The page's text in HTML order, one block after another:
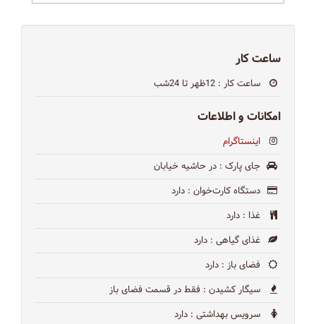
ساعت کار
ساعت کار : 12ظهر تا 24شب
امکانات و اطلاعات
اینستاگرام
جای پارک : در حاشیه خیابان
دستگاه کارت‌خوان : دارد
غذا : دارد
غذای گیاهی : دارد
فضای باز : دارد
سیگار کشیدن : فقط در قسمت فضای باز
سرویس بهداشتی : دارد